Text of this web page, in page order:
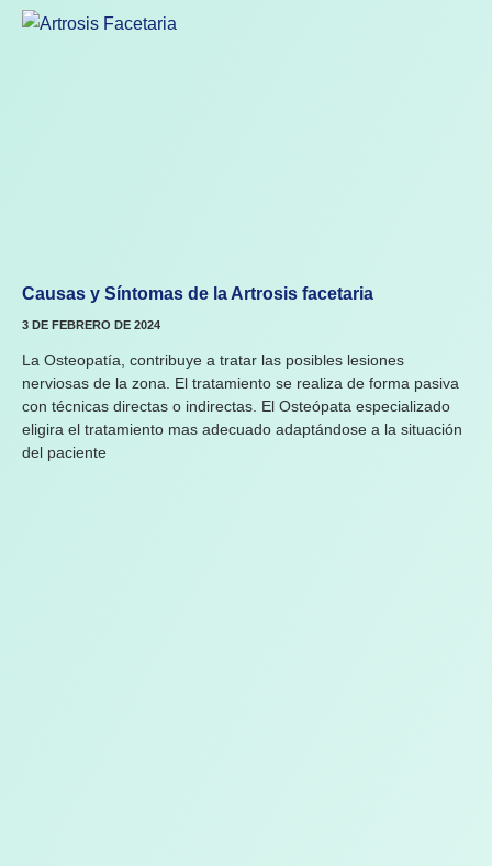
Causas y Síntomas de la Artrosis facetaria
3 DE FEBRERO DE 2024
La Osteopatía, contribuye a tratar las posibles lesiones
nerviosas de la zona. El tratamiento se realiza de forma pasiva
con técnicas directas o indirectas. El Osteópata especializado
eligira el tratamiento mas adecuado adaptándose a la situación
del paciente